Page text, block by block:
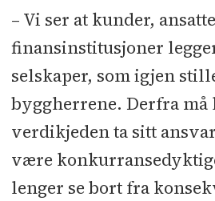
– Vi ser at kunder,
finansinstitusjoner
selskaper, som igjen
byggherrene. Derfra må
verdikjeden ta sitt
være
lenger se bort fra